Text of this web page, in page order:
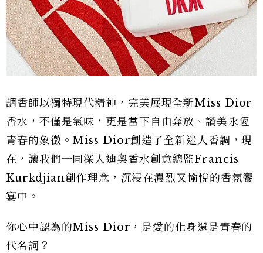
調香師以獨特現代精神，完美展現全新Miss Dior
香水，不僅是氣味，更是當下自由奔放、讚美永恆
青春的象徵。Miss Dior創造了全新迷人香調，現
在，讓我們一同深入迪奧香水創意總監Francis
Kurkdjian創作理念，沉浸在濃烈又愉悅的香氛饗
宴中。
你心中認為的Miss Dior，是愛的化身還是青春的
代名詞？